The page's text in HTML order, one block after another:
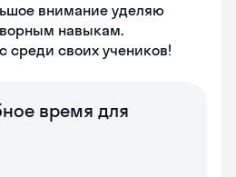
внимание уделяю
навыкам.
среди своих учеников!
время для